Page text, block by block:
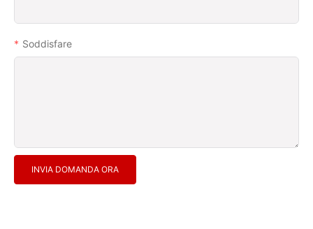
Soddisfare
INVIA DOMANDA ORA